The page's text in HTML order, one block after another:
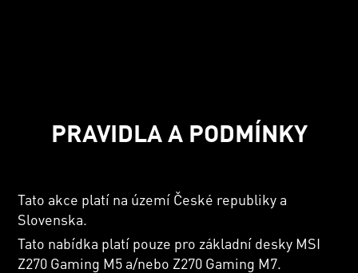
PRAVIDLA A PODMÍNKY
Tato akce platí na území České republiky a
Slovenska.
Tato nabídka platí pouze pro základní desky MSI
Z270 Gaming M5 a/nebo Z270 Gaming M7.